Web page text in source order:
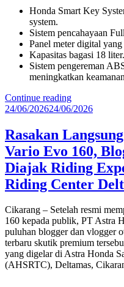
Honda Smart Key
system.
Sistem pencahayaan
Panel meter digital
Kapasitas bagasi 18 liter.
Sistem pengereman
meningkatkan
Continue reading“PT
Wahana
Perkenalkan
New
Honda
Vario
EVO
Skutik
Premium
dengan
Tampilan
Lebih
Modern”
Posted
24/06/202624/06/2026
Rasakan
Vario Evo 160,
Diajak Riding
Riding Center
Cikarang – Setelah resmi
160 kepada publik, PT Astra
puluhan blogger dan vlogger
terbaru skutik premium
yang digelar di Astra Honda
(AHSRTC), Deltamas,